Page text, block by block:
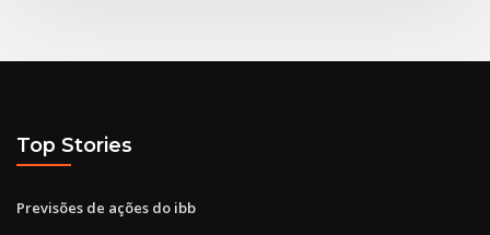
Top Stories
Previsões de ações do ibb